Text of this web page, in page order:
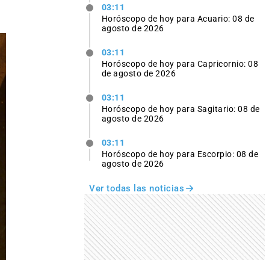
03:11
Horóscopo de hoy para Acuario: 08 de
agosto de 2026
03:11
Horóscopo de hoy para Capricornio: 08
de agosto de 2026
03:11
Horóscopo de hoy para Sagitario: 08 de
agosto de 2026
03:11
Horóscopo de hoy para Escorpio: 08 de
agosto de 2026
Ver todas las noticias